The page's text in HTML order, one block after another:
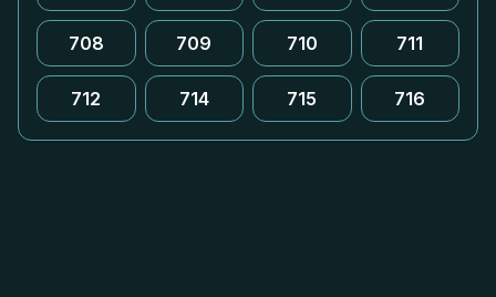
708 709 710 711
712 714 715 716